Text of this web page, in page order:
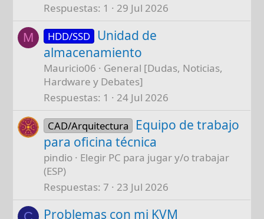
Respuestas 1 29 Jul 2026
M HDD/SSD Unidad de
almacenamiento
Mauricio06
General [Dudas, Noticias,
Hardware y Debates]
Respuestas 1 24 Jul 2026
CAD/Arquitectura
Equipo de trabajo
para oficina técnica
pindio
Elegir PC para jugar y/o trabajar
(ESP)
Respuestas 7 23 Jul 2026
Problemas con mi KVM